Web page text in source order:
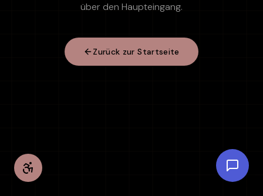
über den Haupteingang.
Zurück zur Startseite